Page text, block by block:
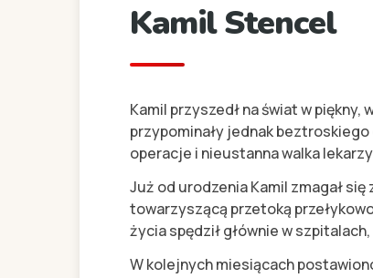
Kamil Stencel
Kamil przyszedł na świat w
przypominały jednak
operacje i nieustanna walka
Już od urodzenia Kamil zmagał
towarzyszącą przetoką
życia spędził głównie w
W kolejnych miesiącach